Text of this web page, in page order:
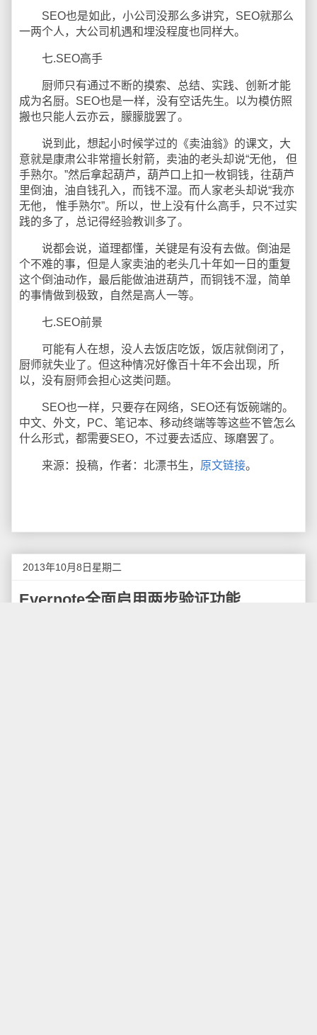
SEO也是如此，小公司没那么多讲究，SEO就那么
一两个人，大公司机遇和埋没程度也同样大。
七.SEO高手
厨师只有通过不断的摸索、总结、实践、创新才能
成为名厨。SEO也是一样，没有空话先生。以为模仿照
搬也只能人云亦云，朦朦胧罢了。
说到此，想起小时候学过的《卖油翁》的课文，大
意就是康肃公非常擅长射箭，卖油的老头却说“无他， 但
手熟尔。”然后拿起葫芦，葫芦口上扣一枚铜钱，往葫芦
里倒油，油自钱孔入，而钱不湿。而人家老头却说“我亦
无他， 惟手熟尔”。所以，世上没有什么高手，只不过实
践的多了，总记得经验教训多了。
说都会说，道理都懂，关键是有没有去做。倒油是
个不难的事，但是人家卖油的老头几十年如一日的重复
这个倒油动作，最后能做油进葫芦，而铜钱不湿，简单
的事情做到极致，自然是高人一等。
七.SEO前景
可能有人在想，没人去饭店吃饭，饭店就倒闭了，
厨师就失业了。但这种情况好像百十年不会出现，所
以，没有厨师会担心这类问题。
SEO也一样，只要存在网络，SEO还有饭碗端的。
中文、外文，PC、笔记本、移动终端等等这些不管怎么
什么形式，都需要SEO，不过要去适应、琢磨罢了。
来源：投稿，作者：北漂书生， 原文链接。
2013年10月8日星期二
Evernote全面启用两步验证功能